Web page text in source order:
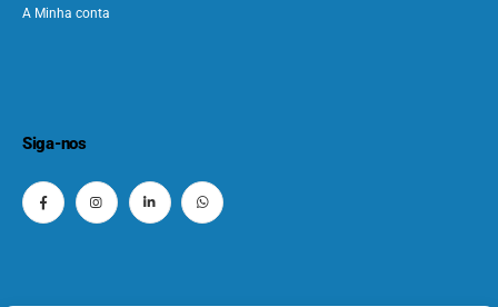
A Minha conta
Siga-nos